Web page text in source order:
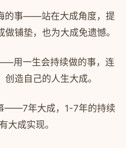
的事——站在大成角度，提
铺垫，也为大成免遗憾。
用一生会持续做的事，连
造自己的人生大成。
——7年大成， 1-7年的持续
有大成实现。